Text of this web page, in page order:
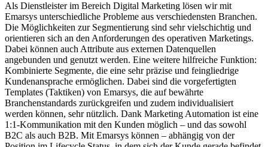
Als Dienstleister im Bereich Digital Marketing lösen wir mit
Emarsys unterschiedliche Probleme aus verschiedensten Branchen.
Die Möglichkeiten zur Segmentierung sind sehr vielschichtig und
orientieren sich an den Anforderungen des operativen Marketings.
Dabei können auch Attribute aus externen Datenquellen
angebunden und genutzt werden. Eine weitere hilfreiche Funktion:
Kombinierte Segmente, die eine sehr präzise und feingliedrige
Kundenansprache ermöglichen. Dabei sind die vorgefertigten
Templates (Taktiken) von Emarsys, die auf bewährte
Branchenstandards zurückgreifen und zudem individualisiert
werden können, sehr nützlich. Dank Marketing Automation ist eine
1:1-Kommunikation mit den Kunden möglich – und das sowohl
B2C als auch B2B. Mit Emarsys können – abhängig von der